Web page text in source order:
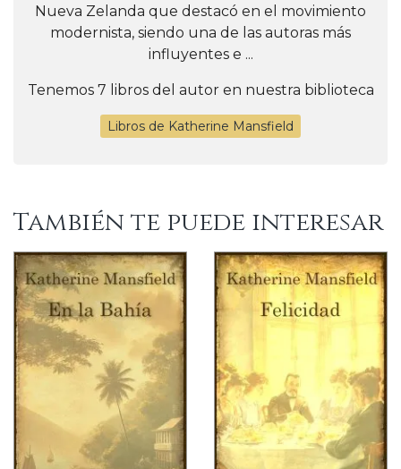
Nueva Zelanda que destacó en el movimiento
modernista, siendo una de las autoras más
influyentes e ...
Tenemos 7 libros del autor en nuestra biblioteca
Libros de Katherine Mansfield
También te puede interesar